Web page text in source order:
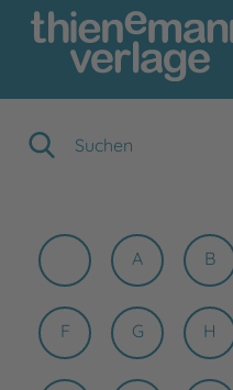
A B
F G H